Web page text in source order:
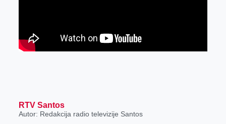
RTV Santos
Autor: Redakcija radio televizije Santos